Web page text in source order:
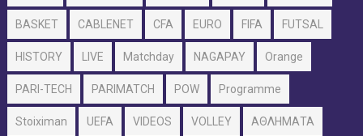
BASKET CABLENET CFA EURO FIFA FUTSAL
HISTORY LIVE Matchday NAGAPAY Orange
PARI-TECH PARIMATCH POW Programme
Stoiximan UEFA VIDEOS VOLLEY ΑΘΛΗΜΑΤΑ